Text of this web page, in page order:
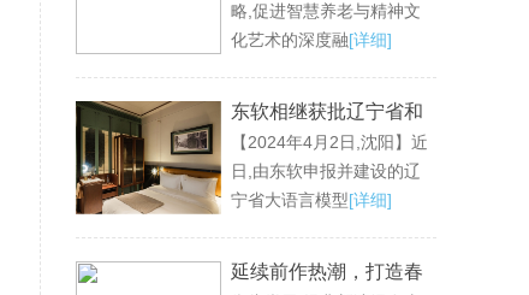
共绘老龄生活新画卷
略,促进智慧养老与精神文
化艺术的深度融[详细]
东软相继获批辽宁省和
沈阳市大语言模型创新
平台
【2024年4月2日,沈阳】近
日,由东软申报并建设的辽
宁省大语言模型[详细]
延续前作热潮，打造春